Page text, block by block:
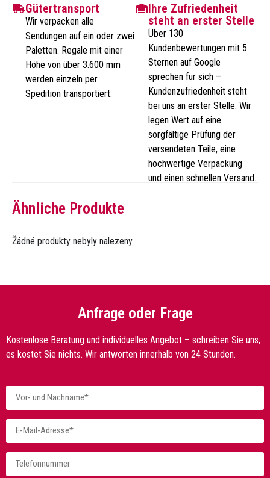
Gütertransport
Wir verpacken alle
Sendungen auf ein oder zwei
Paletten. Regale mit einer
Höhe von über 3.600 mm
werden einzeln per
Spedition transportiert.
Ihre Zufriedenheit
steht an erster Stelle
Über 130
Kundenbewertungen mit 5
Sternen auf Google
sprechen für sich –
Kundenzufriedenheit steht
bei uns an erster Stelle. Wir
legen Wert auf eine
sorgfältige Prüfung der
versendeten Teile, eine
hochwertige Verpackung
und einen schnellen Versand.
Ähnliche Produkte
Žádné produkty nebyly nalezeny
Anfrage oder Frage
Kostenlose Beratung und individuelles Angebot – schreiben Sie uns,
es kostet Sie nichts. Wir antworten innerhalb von 24 Stunden.